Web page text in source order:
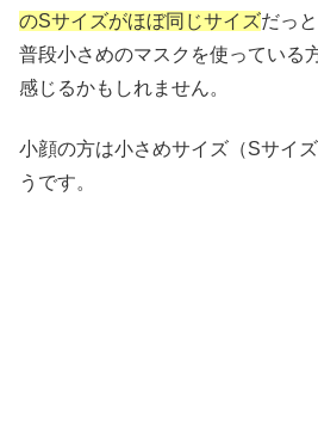
のSサイズがほぼ同じサイズだっ
普段小さめのマスクを使っている
感じるかもしれません。
小顔の方は小さめサイズ（Sサイ
うです。